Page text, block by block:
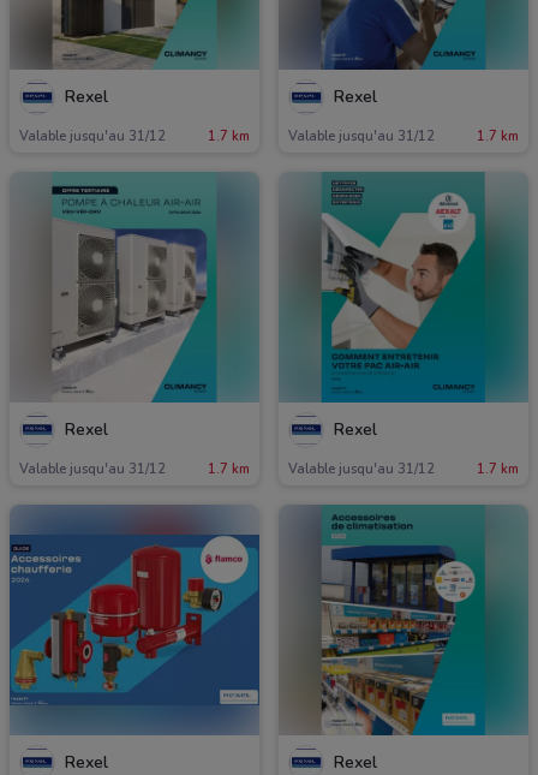
Rexel
Valable jusqu'au 31/12 1.7 km
Rexel
Valable jusqu'au 31/12 1.7 km
Rexel
Valable jusqu'au 31/12 1.7 km
Rexel
Valable jusqu'au 31/12 1.7 km
Rexel Rexel